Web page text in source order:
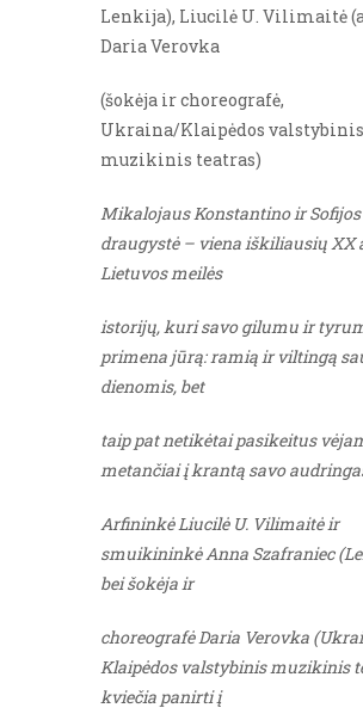
Lenkija), Liucilė U. Vilimaitė
Daria Verovka
(šokėja ir choreografė,
Ukraina/Klaipėdos valstybinis
muzikinis teatras)
Mikalojaus Konstantino ir Sofijos
draugystė – viena iškiliausių XX
Lietuvos meilės
istorijų, kuri savo gilumu ir
primena jūrą: ramią ir viltingą
dienomis, bet
taip pat netikėtai pasikeitus
metančiai į krantą savo
Arfininkė Liucilė U. Vilimaitė ir
smuikininkė Anna Szafraniec
bei šokėja ir
choreografė Daria Verovka
Klaipėdos valstybinis muzikinis
kviečia panirti į